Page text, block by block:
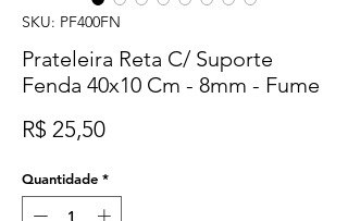
SKU: PF400FN
Prateleira Reta C/ Suporte
Fenda 40x10 Cm - 8mm - Fume
R$ 25,50Preço
Quantidade *